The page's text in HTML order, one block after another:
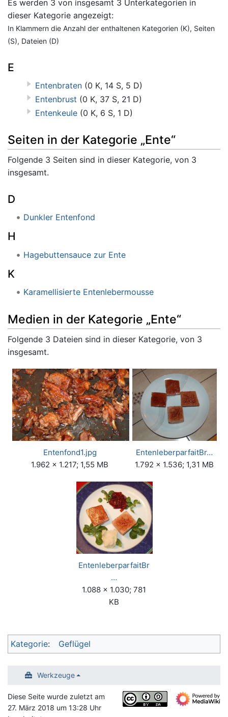
Es werden 3 von insgesamt 3 Unterkategorien in
dieser Kategorie angezeigt:
In Klammern die Anzahl der enthaltenen Kategorien (K), Seiten
(S), Dateien (D)
E
Entenbraten (0 K, 14 S, 5 D)
Entenbrust (0 K, 37 S, 21 D)
Entenkeule (0 K, 6 S, 1 D)
Seiten in der Kategorie „Ente“
Folgende 3 Seiten sind in dieser Kategorie, von 3
insgesamt.
D
Dunkler Entenfond
H
Hagebuttensauce zur Ente
K
Karamellisierte Entenlebermousse
Medien in der Kategorie „Ente“
Folgende 3 Dateien sind in dieser Kategorie, von 3
insgesamt.
Entenfond1.jpg
1.962 × 1.217; 1,55 MB
EntenleberparfaitBr…
1.792 × 1.536; 1,31 MB
EntenleberparfaitBr
…
1.088 × 1.030; 781
KB
Kategorie: Geflügel
Werkzeuge
Diese Seite wurde zuletzt am
27. März 2018 um 13:28 Uhr